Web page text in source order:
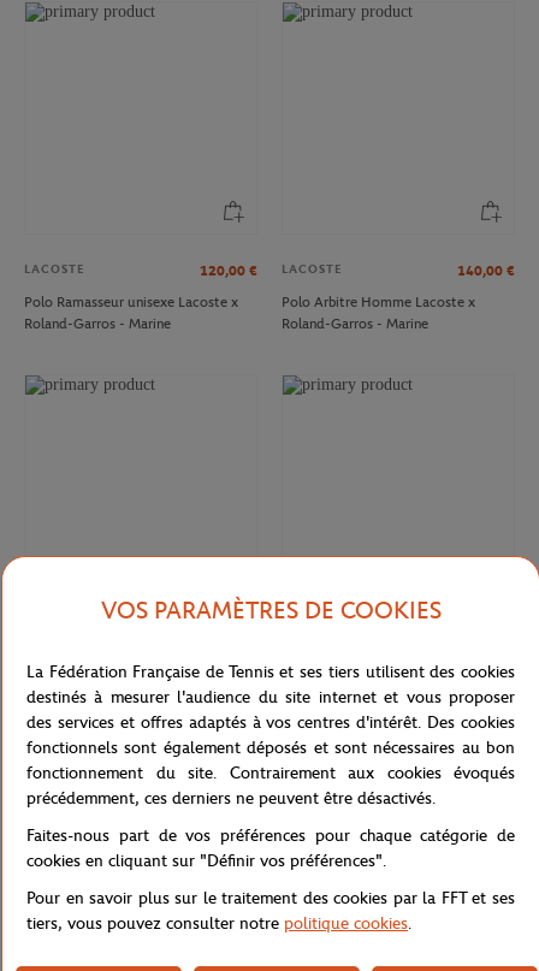
LACOSTE 120,00 €
Polo Ramasseur unisexe Lacoste x
Roland-Garros - Marine
LACOSTE 140,00 €
Polo Arbitre Homme Lacoste x
Roland-Garros - Marine
Jupe Ramasseuse femme Lacoste x
Roland-Garros - Blanc
T-shirt Performance homme Lacoste
x Roland-Garros - Vert
VOS PARAMÈTRES DE COOKIES
La Fédération Française de Tennis et ses tiers utilisent des cookies
destinés à mesurer l'audience du site internet et vous proposer
des services et offres adaptés à vos centres d'intérêt. Des cookies
fonctionnels sont également déposés et sont nécessaires au bon
fonctionnement du site. Contrairement aux cookies évoqués
précédemment, ces derniers ne peuvent être désactivés.
Faites-nous part de vos préférences pour chaque catégorie de
cookies en cliquant sur "Définir vos préférences".
Pour en savoir plus sur le traitement des cookies par la FFT et ses
tiers, vous pouvez consulter notre politique cookies.